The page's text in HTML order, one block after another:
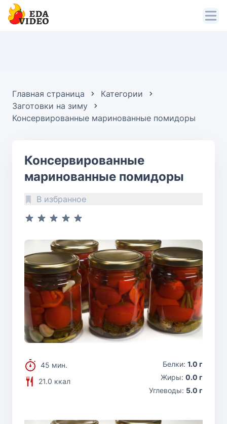
Главная страница
Категории
Заготовки на зиму
Консервированные маринованные помидоры
Консервированные
маринованные помидоры
В избранное
45 мин.
21.0 ккал
Белки: 1.0 г
Жиры: 0.0 г
Углеводы: 5.0 г